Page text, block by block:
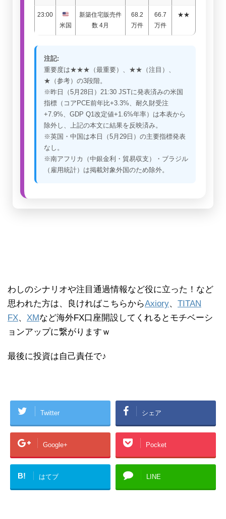
23:00
米国
新築住宅販売件
数 4月
68.2
万件
66.7
万件
★★
注記:
重要度は★★★（最重要）、★★（注目）、
★（参考）の3段階。
※昨日（5月28日）21:30 JSTに発表済みの米国
指標（コアPCE前年比+3.3%、耐久財受注
+7.9%、GDP Q1改定値+1.6%年率）は本表から
除外し、上記の本文に結果を反映済み。
※英国・中国は本日（5月29日）の主要指標発表
なし。
※南アフリカ（中銀金利・貿易収支）・ブラジル
（雇用統計）は掲載対象外国のため除外。
わしのシナリオや注目通過情報など役に立った！など
思われた方は、良ければこちらからAxiory、 TITAN
FX、 XMなど海外FX口座開設してくれるとモチベーシ
ョンアップに繋がりますｗ
最後に投資は自己責任で♪
Twitter シェア
Google+ Pocket
B! はてブ LINE